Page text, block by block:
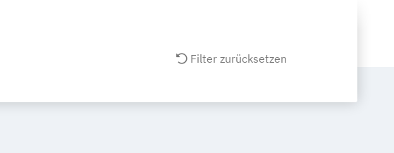
Filter zurücksetzen